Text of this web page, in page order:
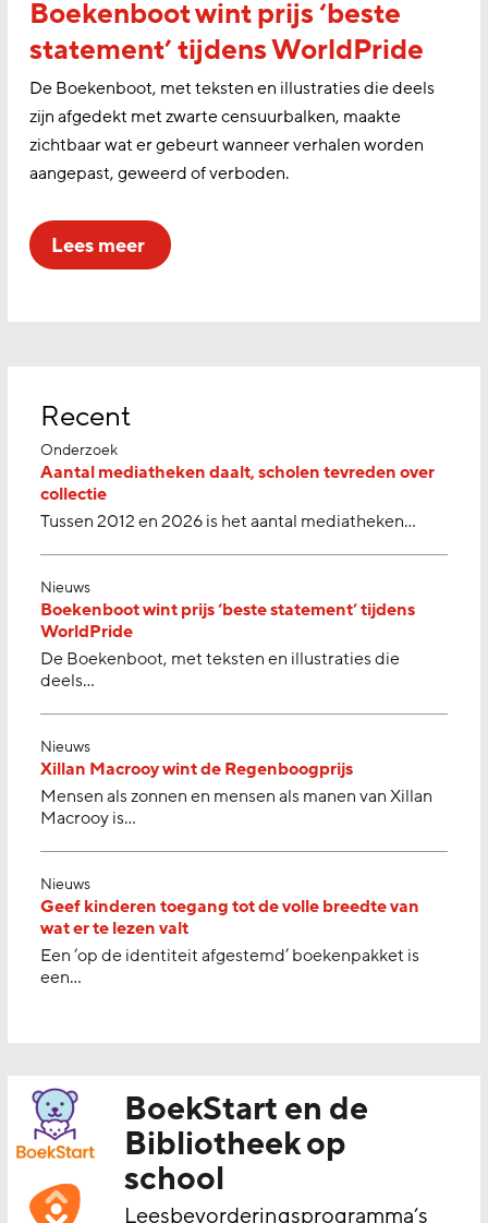
Boekenboot wint prijs ‘beste
statement’ tijdens WorldPride
De Boekenboot, met teksten en illustraties die deels
zijn afgedekt met zwarte censuurbalken, maakte
zichtbaar wat er gebeurt wanneer verhalen worden
aangepast, geweerd of verboden.
lees meer
Recent
Onderzoek
Aantal mediatheken daalt, scholen tevreden over
collectie
Tussen 2012 en 2026 is het aantal mediatheken…
Nieuws
Boekenboot wint prijs ‘beste statement’ tijdens
WorldPride
De Boekenboot, met teksten en illustraties die
deels…
Nieuws
Xillan Macrooy wint de Regenboogprijs
Mensen als zonnen en mensen als manen van Xillan
Macrooy is…
Nieuws
Geef kinderen toegang tot de volle breedte van
wat er te lezen valt
Een ‘op de identiteit afgestemd’ boekenpakket is
een…
BoekStart en de
Bibliotheek op
school
Leesbevorderingsprogramma’s